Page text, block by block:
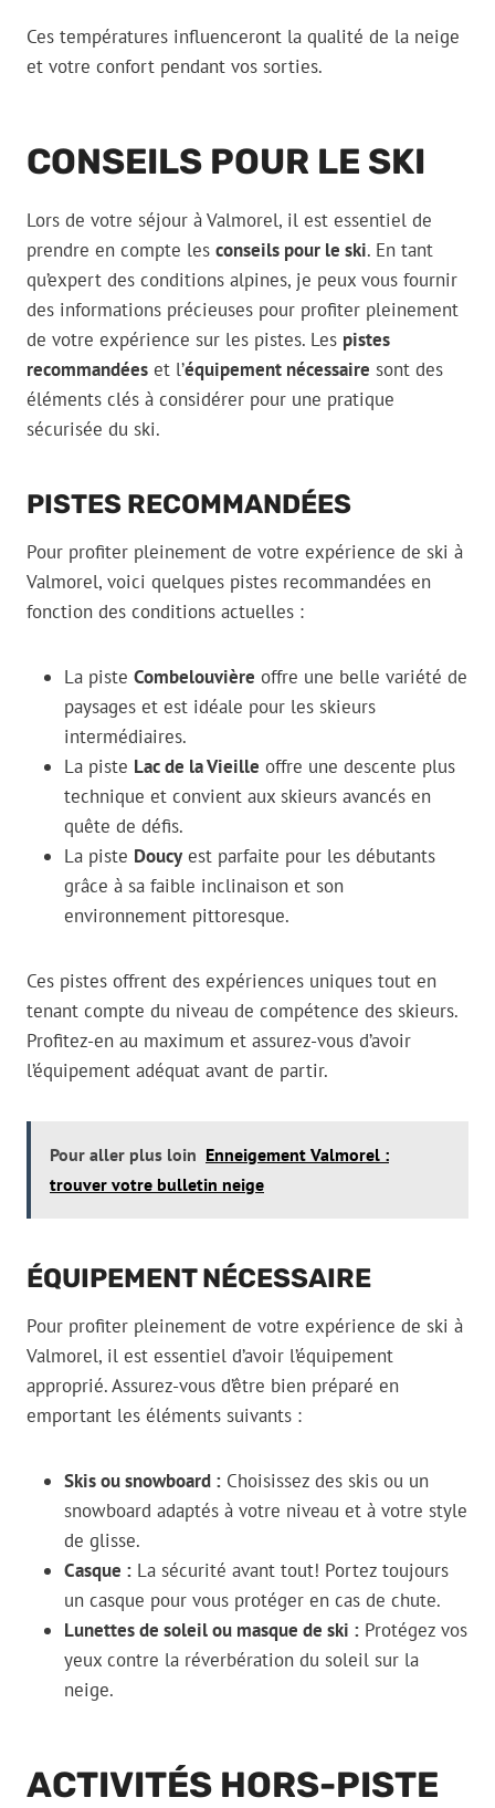
Ces températures influenceront la qualité de la neige
et votre confort pendant vos sorties.
CONSEILS POUR LE SKI
Lors de votre séjour à Valmorel, il est essentiel de
prendre en compte les conseils pour le ski. En tant
qu’expert des conditions alpines, je peux vous fournir
des informations précieuses pour profiter pleinement
de votre expérience sur les pistes. Les pistes
recommandées et l’équipement nécessaire sont des
éléments clés à considérer pour une pratique
sécurisée du ski.
PISTES RECOMMANDÉES
Pour profiter pleinement de votre expérience de ski à
Valmorel, voici quelques pistes recommandées en
fonction des conditions actuelles :
La piste Combelouvière offre une belle variété de
paysages et est idéale pour les skieurs
intermédiaires.
La piste Lac de la Vieille offre une descente plus
technique et convient aux skieurs avancés en
quête de défis.
La piste Doucy est parfaite pour les débutants
grâce à sa faible inclinaison et son
environnement pittoresque.
Ces pistes offrent des expériences uniques tout en
tenant compte du niveau de compétence des skieurs.
Profitez-en au maximum et assurez-vous d’avoir
l’équipement adéquat avant de partir.
Pour aller plus loin Enneigement Valmorel :
trouver votre bulletin neige
ÉQUIPEMENT NÉCESSAIRE
Pour profiter pleinement de votre expérience de ski à
Valmorel, il est essentiel d’avoir l’équipement
approprié. Assurez-vous d’être bien préparé en
emportant les éléments suivants :
Skis ou snowboard : Choisissez des skis ou un
snowboard adaptés à votre niveau et à votre style
de glisse.
Casque : La sécurité avant tout! Portez toujours
un casque pour vous protéger en cas de chute.
Lunettes de soleil ou masque de ski : Protégez vos
yeux contre la réverbération du soleil sur la
neige.
ACTIVITÉS HORS-PISTE